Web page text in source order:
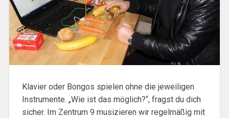
Klavier oder Bongos spielen ohne die jeweiligen
Instrumente. „Wie ist das möglich?“, fragst du dich
sicher. Im Zentrum 9 musizieren wir regelmäßig mit